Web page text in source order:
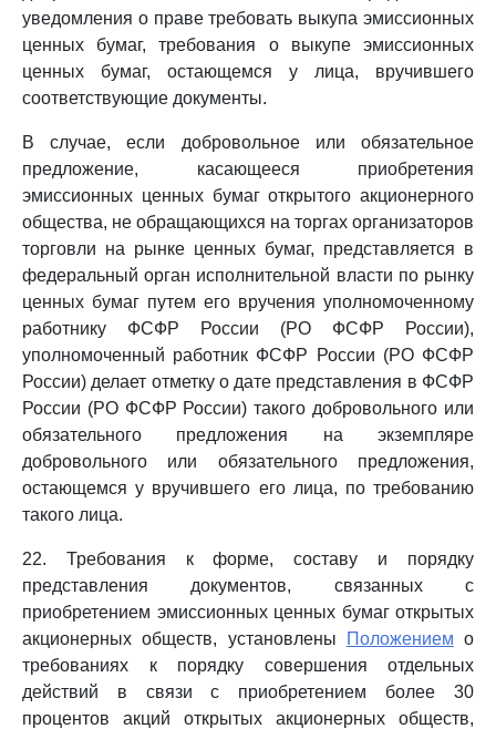
уведомления о праве требовать выкупа эмиссионных
ценных бумаг, требования о выкупе эмиссионных
ценных бумаг, остающемся у лица, вручившего
соответствующие документы.
В случае, если добровольное или обязательное
предложение, касающееся приобретения
эмиссионных ценных бумаг открытого акционерного
общества, не обращающихся на торгах организаторов
торговли на рынке ценных бумаг, представляется в
федеральный орган исполнительной власти по рынку
ценных бумаг путем его вручения уполномоченному
работнику ФСФР России (РО ФСФР России),
уполномоченный работник ФСФР России (РО ФСФР
России) делает отметку о дате представления в ФСФР
России (РО ФСФР России) такого добровольного или
обязательного предложения на экземпляре
добровольного или обязательного предложения,
остающемся у вручившего его лица, по требованию
такого лица.
22. Требования к форме, составу и порядку
представления документов, связанных с
приобретением эмиссионных ценных бумаг открытых
акционерных обществ, установлены
Положением о
требованиях к порядку совершения отдельных
действий в связи с приобретением более 30
процентов акций открытых акционерных обществ,